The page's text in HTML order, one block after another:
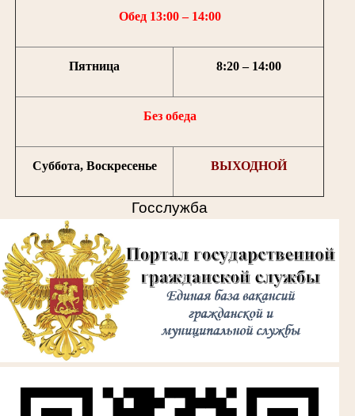
Обед 13:00 – 14:00
Пятница 8:20 – 14:00
Без обеда
Суббота, Воскресенье ВЫХОДНОЙ
Госслужба